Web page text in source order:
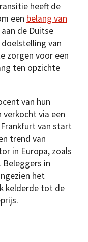
heeft de
een belang van
de Duitse
van
zorgen voor een
ten opzichte
van hun
via een
van start
trend van
in Europa, zoals
. Beleggers in
het
kelderde tot de